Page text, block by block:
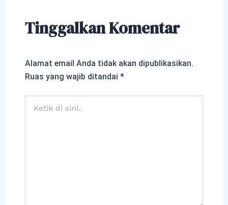
Tinggalkan Komentar
Alamat email Anda tidak akan dipublikasikan.
Ruas yang wajib ditandai *